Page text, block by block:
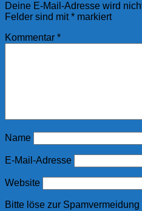
Deine E-Mail-Adresse wird
Felder sind mit* markiert
Kommentar *
Name
E-Mail-Adresse
Website
Bitte löse zur